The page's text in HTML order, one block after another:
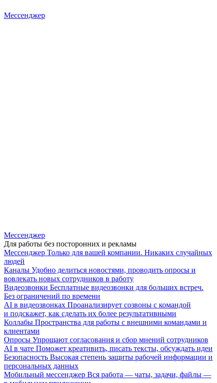
Мессенджер
Мессенджер
Для работы без посторонних и рекламы
Мессенджер Только для вашей компании. Никаких случайных
людей
Каналы Удобно делиться новостями, проводить опросы и
вовлекать новых сотрудников в работу
Видеозвонки Бесплатные видеозвонки для больших встреч.
Без ограничений по времени
AI в видеозвонках Проанализирует созвоны с командой
и подскажет, как сделать их более результативными
Коллабы Пространства для работы с внешними командами и
клиентами
Опросы Упрощают согласования и сбор мнений сотрудников
AI в чате Поможет креативить, писать тексты, обсуждать идеи
Безопасность Высокая степень защиты рабочей информации и
персональных данных
Мобильный мессенджер Вся работа — чаты, задачи, файлы —